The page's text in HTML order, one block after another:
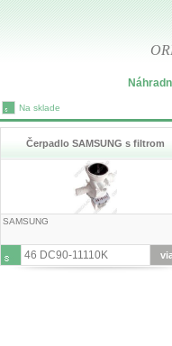
Na sklade
Čerpadlo SAMSUNG s filtrom
SAMSUNG
46 DC90-11110K